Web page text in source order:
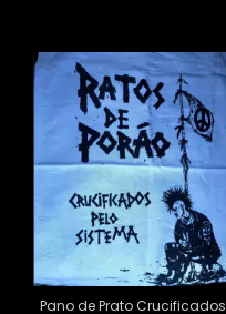
Pano de Prato Crucificados